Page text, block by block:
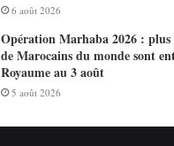
6 août 2026
Opération Marhaba 2026 :
de Marocains du monde sont
Royaume au 3 août
5 août 2026